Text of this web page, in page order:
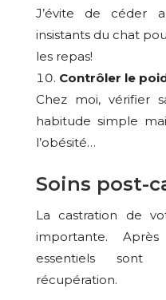
J’évite de céder
insistants du chat
les repas!
Contrôler le
Chez moi, vérifier
habitude simple
l’obésité…
Soins post-
La castration de
importante.
essentiels sont
récupération.